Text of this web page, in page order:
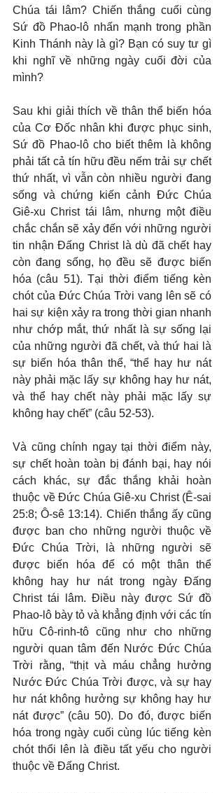
Chúa tái lâm? Chiến thắng cuối cùng
Sứ đồ Phao-lô nhấn mạnh trong phần
Kinh Thánh này là gì? Bạn có suy tư gì
khi nghĩ về những ngày cuối đời của
mình?
Sau khi giải thích về thân thể biến hóa
của Cơ Đốc nhân khi được phục sinh,
Sứ đồ Phao-lô cho biết thêm là không
phải tất cả tín hữu đều nếm trải sự chết
thứ nhất, vì vẫn còn nhiều người đang
sống và chứng kiến cảnh Đức Chúa
Giê-xu Christ tái lâm, nhưng một điều
chắc chắn sẽ xảy đến với những người
tin nhận Đấng Christ là dù đã chết hay
còn đang sống, họ đều sẽ được biến
hóa (câu 51). Tại thời điểm tiếng kèn
chót của Đức Chúa Trời vang lên sẽ có
hai sự kiện xảy ra trong thời gian nhanh
như chớp mắt, thứ nhất là sự sống lại
của những người đã chết, và thứ hai là
sự biến hóa thân thể, “thể hay hư nát
này phải mặc lấy sự không hay hư nát,
và thể hay chết này phải mặc lấy sự
không hay chết” (câu 52-53).
Và cũng chính ngay tại thời điểm này,
sự chết hoàn toàn bị đánh bại, hay nói
cách khác, sự đắc thắng khải hoàn
thuộc về Đức Chúa Giê-xu Christ (Ê-sai
25:8; Ô-sê 13:14). Chiến thắng ấy cũng
được ban cho những người thuộc về
Đức Chúa Trời, là những người sẽ
được biến hóa để có một thân thể
không hay hư nát trong ngày Đấng
Christ tái lâm. Điều này được Sứ đồ
Phao-lô bày tỏ và khẳng định với các tín
hữu Cô-rinh-tô cũng như cho những
người quan tâm đến Nước Đức Chúa
Trời rằng, “thịt và máu chẳng hưởng
Nước Đức Chúa Trời được, và sự hay
hư nát không hưởng sự không hay hư
nát được” (câu 50). Do đó, được biến
hóa trong ngày cuối cùng lúc tiếng kèn
chót thổi lên là điều tất yếu cho người
thuộc về Đấng Christ.